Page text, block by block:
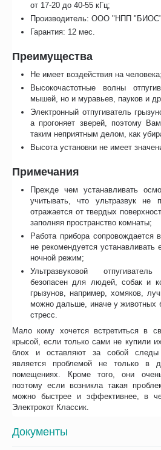
от 17-20 до 40-55 кГц;
Производитель: ООО "НПП
Гарантия: 12 мес.
Преимущества
Не имеет воздействия на человека;
Высокочастотные волны
мышей, но и муравьев, пауков и
Электронный отпугиватель
а прогоняет зверей, поэтому
таким неприятным делом, как
Высота установки не имеет
Примечания
Прежде чем устанавливать
учитывать, что ультразвук не
отражается от твердых
заполняя пространство комнаты;
Работа прибора сопровождается
не рекомендуется устанавливать
ночной режим;
Ультразвуковой
безопасен для людей, собак и
грызунов, например, хомяков,
можно дальше, иначе у животных
стресс.
Мало кому хочется встретиться
крысой, если только сами не купили
блох и оставляют за собой следы
является проблемой не только в
помещениях. Кроме того, они
поэтому если возникла такая
можно быстрее и эффективнее, в
Электрокот Классик.
Документы